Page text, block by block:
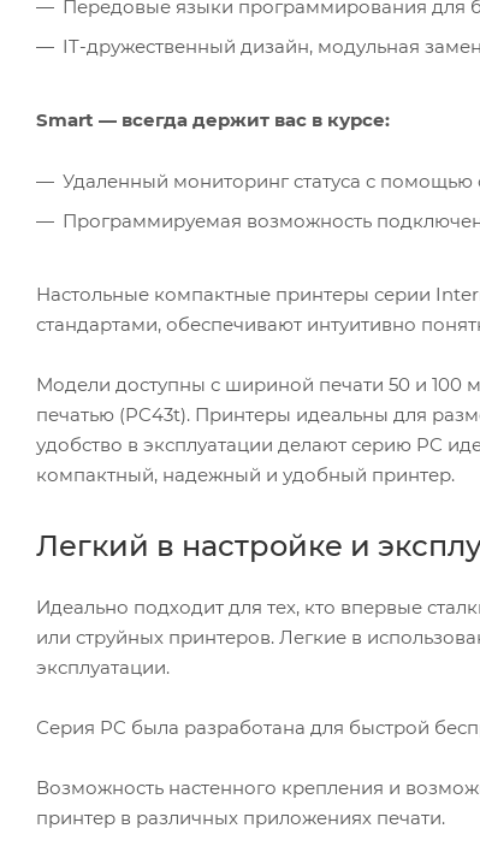
Передовые языки программирования для
IT-дружественный дизайн, модульная
Smart — всегда держит вас в курсе:
Удаленный мониторинг статуса с
Программируемая возможность
Настольные компактные принтеры серии
стандартами, обеспечивают интуитивно
Модели доступны с шириной печати 50 и 100
печатью (PC43t). Принтеры идеальны для
удобство в эксплуатации делают серию PC
компактный, надежный и удобный принтер.
Легкий в настройке и
Идеально подходит для тех, кто впервые
или струйных принтеров. Легкие в
эксплуатации.
Серия PC была разработана для быстрой
Возможность настенного крепления и
принтер в различных приложениях печати.